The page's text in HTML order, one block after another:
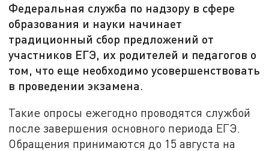
Федеральная служба по надзору в сфере
образования и науки начинает
традиционный сбор предложений от
участников ЕГЭ, их родителей и педагогов о
том, что еще необходимо усовершенствовать
в проведении экзамена.
Такие опросы ежегодно проводятся службой
после завершения основного периода ЕГЭ.
Обращения принимаются до 15 августа на